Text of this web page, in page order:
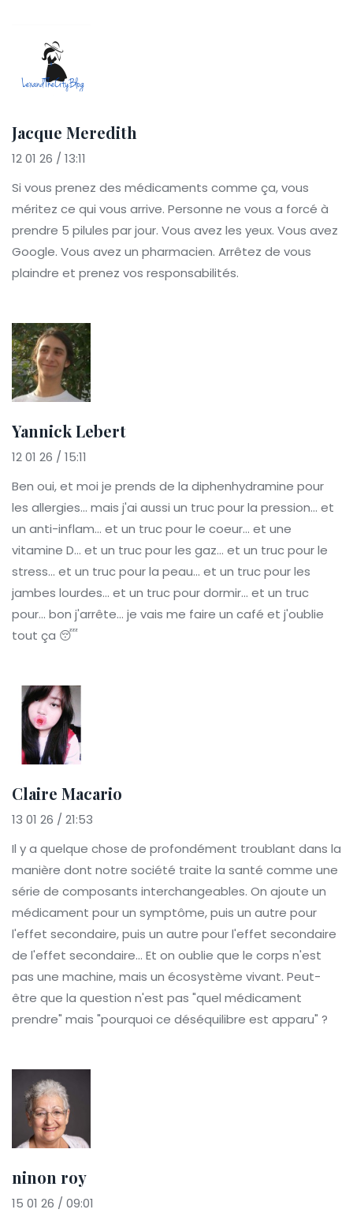
Jacque Meredith
12 01 26 / 13:11
Si vous prenez des médicaments comme ça, vous
méritez ce qui vous arrive. Personne ne vous a forcé à
prendre 5 pilules par jour. Vous avez les yeux. Vous avez
Google. Vous avez un pharmacien. Arrêtez de vous
plaindre et prenez vos responsabilités.
Yannick Lebert
12 01 26 / 15:11
Ben oui, et moi je prends de la diphenhydramine pour
les allergies... mais j'ai aussi un truc pour la pression... et
un anti-inflam... et un truc pour le coeur... et une
vitamine D... et un truc pour les gaz... et un truc pour le
stress... et un truc pour la peau... et un truc pour les
jambes lourdes... et un truc pour dormir... et un truc
pour... bon j'arrête... je vais me faire un café et j'oublie
tout ça 😴
Claire Macario
13 01 26 / 21:53
Il y a quelque chose de profondément troublant dans la
manière dont notre société traite la santé comme une
série de composants interchangeables. On ajoute un
médicament pour un symptôme, puis un autre pour
l'effet secondaire, puis un autre pour l'effet secondaire
de l'effet secondaire... Et on oublie que le corps n'est
pas une machine, mais un écosystème vivant. Peut-
être que la question n'est pas "quel médicament
prendre" mais "pourquoi ce déséquilibre est apparu" ?
ninon roy
15 01 26 / 09:01